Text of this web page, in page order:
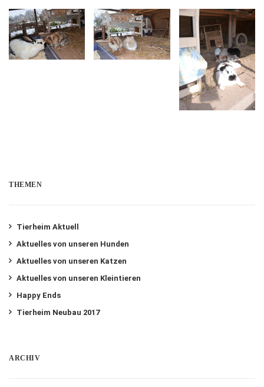
THEMEN
Tierheim Aktuell
Aktuelles von unseren Hunden
Aktuelles von unseren Katzen
Aktuelles von unseren Kleintieren
Happy Ends
Tierheim Neubau 2017
ARCHIV